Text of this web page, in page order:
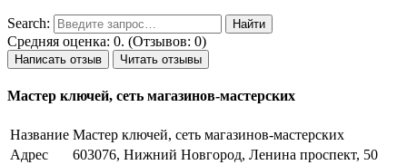
Search:
Средняя оценка: 0. (Отзывов: 0)
Написать отзыв Читать отзывы
Мастер ключей, сеть магазинов-мастерских
Название Мастер ключей, сеть магазинов-мастерских
Адрес
603076, Нижний Новгород, Ленина проспект, 50